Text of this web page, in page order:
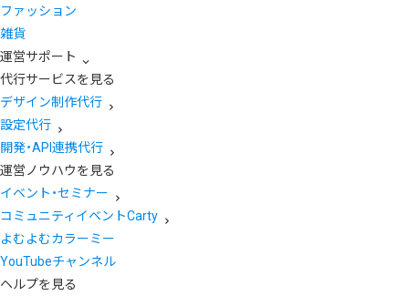
ファッション
雑貨
運営サポート
代行サービスを見る
デザイン制作代行
設定代行
開発・API連携代行
運営ノウハウを見る
イベント・セミナー
コミュニティイベントCarty
よむよむカラーミー
YouTubeチャンネル
ヘルプを見る